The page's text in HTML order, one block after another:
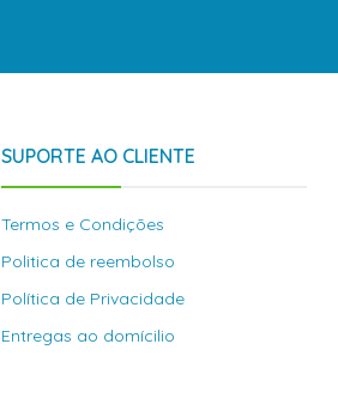
SUPORTE AO CLIENTE
Termos e Condições
Politica de reembolso
Política de Privacidade
Entregas ao domícilio